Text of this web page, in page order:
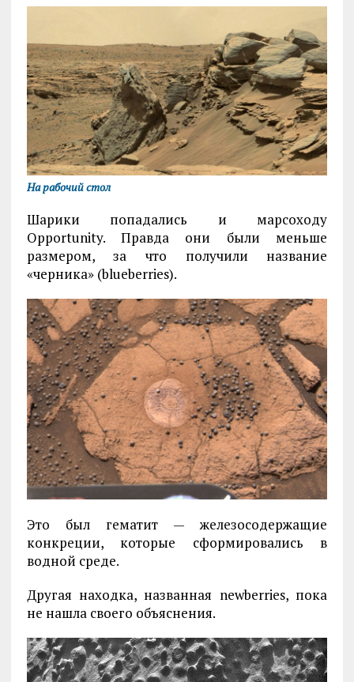
На рабочий стол
Шарики попадались и марсоходу
Opportunity. Правда они были меньше
размером, за что получили название
«черника» (blueberries).
Это был гематит — железосодержащие
конкреции, которые сформировались в
водной среде.
Другая находка, названная newberries, пока
не нашла своего объяснения.